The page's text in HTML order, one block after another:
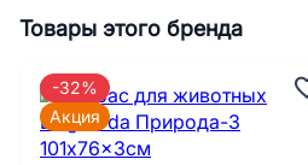
Товары этого бренда
-32%
Акция